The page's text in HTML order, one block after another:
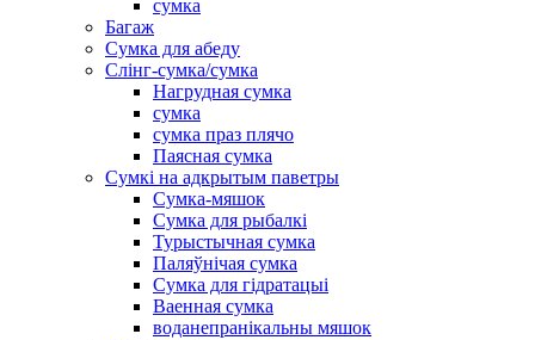
сумка
Багаж
Сумка для абеду
Слінг-сумка/сумка
Нагрудная сумка
сумка
сумка праз плячо
Паясная сумка
Сумкі на адкрытым паветры
Сумка-мяшок
Сумка для рыбалкі
Турыстычная сумка
Паляўнічая сумка
Сумка для гідратацыі
Ваенная сумка
воданепранікальны мяшок